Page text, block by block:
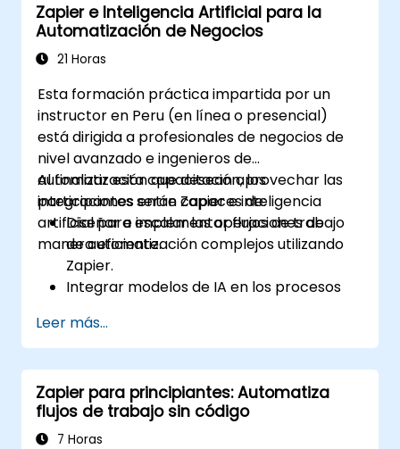
Zapier e Inteligencia Artificial para la
Automatización de Negocios
21 Horas
Esta formación práctica impartida por un
instructor en Peru (en línea o presencial)
está dirigida a profesionales de negocios de
nivel avanzado e ingenieros de
automatización que desean aprovechar las
integraciones entre Zapier e inteligencia
artificial para escalar las operaciones de
manera eficiente.
Al finalizar esta capacitación, los
participantes serán capaces de:
Diseñar e implementar flujos de trabajo
de automatización complejos utilizando
Zapier.
Integrar modelos de IA en los procesos
predictiva.
Optimizar las operaciones automatizando
tareas entre múltiples plataformas.
Supervisar y solucionar problemas de los
flujos de trabajo automatizados para
mejorar continuamente.
Leer más...
Zapier para principiantes: Automatiza
flujos de trabajo sin código
7 Horas